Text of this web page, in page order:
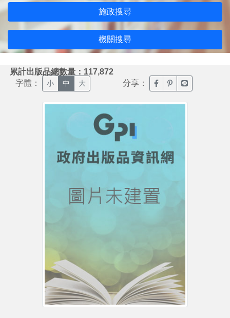
施政搜尋
機關搜尋
累計出版品總數量：117,872
字體： 小 中 大 分享： 臉書分享(另開新視窗)
噗浪分享(另開新
Line分享(另